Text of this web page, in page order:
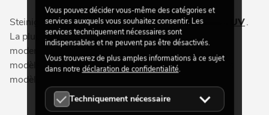
Steinigke propose une large gamme deprojecteurs UV.
La plupart de nos modèles sont des spots LED UV
modernes qui sont plus efficaces en énergie que les
modèles conventionnels. Vous avez le choix entre les
modèles suivants :
Vous pouvez décider vous-même des catégories et
services auxquels vous souhaitez consentir. Les
services techniquement nécessaires sont
indispensables et ne peuvent pas être désactivés.
Vous trouverez de plus amples informations à ce sujet
dans notre déclaration de confidentialité.
Techniquement nécessaire